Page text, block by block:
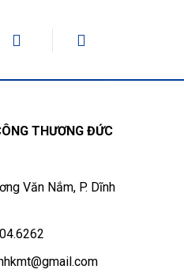
THƯƠNG ĐỨC
Văn Nắm, P. Dĩnh